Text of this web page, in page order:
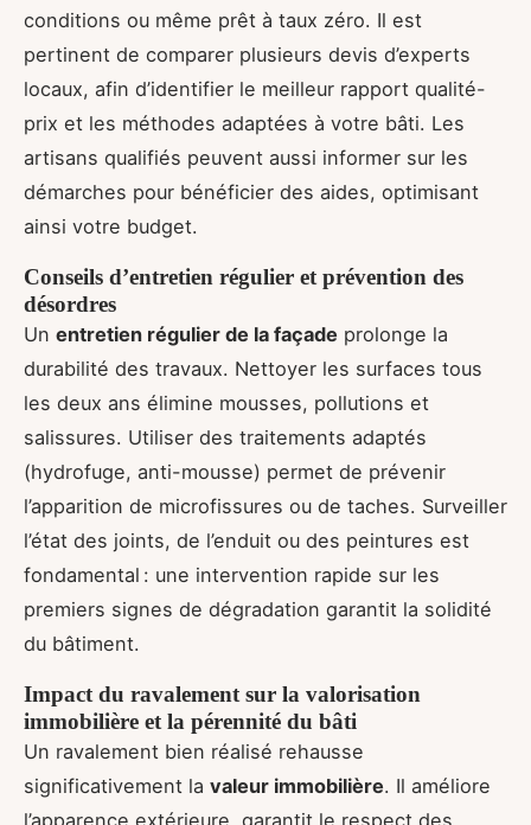
conditions ou même prêt à taux zéro. Il est
pertinent de comparer plusieurs devis d’experts
locaux, afin d’identifier le meilleur rapport qualité-
prix et les méthodes adaptées à votre bâti. Les
artisans qualifiés peuvent aussi informer sur les
démarches pour bénéficier des aides, optimisant
ainsi votre budget.
Conseils d’entretien régulier et prévention des
désordres
Un entretien régulier de la façade prolonge la
durabilité des travaux. Nettoyer les surfaces tous
les deux ans élimine mousses, pollutions et
salissures. Utiliser des traitements adaptés
(hydrofuge, anti-mousse) permet de prévenir
l’apparition de microfissures ou de taches. Surveiller
l’état des joints, de l’enduit ou des peintures est
fondamental : une intervention rapide sur les
premiers signes de dégradation garantit la solidité
du bâtiment.
Impact du ravalement sur la valorisation
immobilière et la pérennité du bâti
Un ravalement bien réalisé rehausse
significativement la valeur immobilière. Il améliore